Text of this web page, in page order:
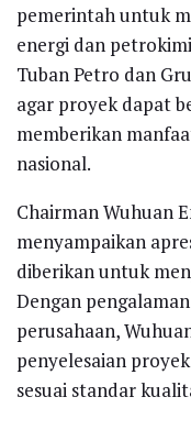
pemerintah untuk
energi dan
Tuban Petro dan
agar proyek dapat
memberikan
nasional.
Chairman Wuhuan
menyampaikan
diberikan untuk
Dengan
perusahaan,
penyelesaian
sesuai standar